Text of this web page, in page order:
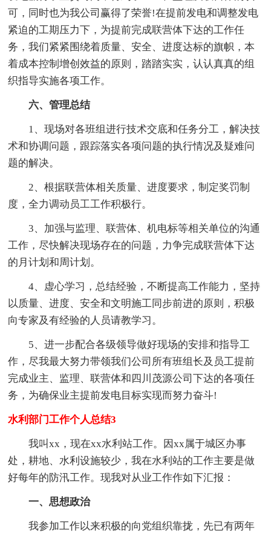
可，同时也为我公司赢得了荣誉!在提前发电和调整发电
紧迫的工期压力下，为提前完成联营体下达的工作任
务，我们紧紧围绕着质量、安全、进度达标的旗帜，本
着成本控制增创效益的原则，踏踏实实，认认真真的组
织指导实施各项工作。
六、管理总结
1、现场对各班组进行技术交底和任务分工，解决技
术和协调问题，跟踪落实各项问题的执行情况及疑难问
题的解决。
2、根据联营体相关质量、进度要求，制定奖罚制
度，全力调动员工工作积极行。
3、加强与监理、联营体、机电标等相关单位的沟通
工作，尽快解决现场存在的问题，力争完成联营体下达
的月计划和周计划。
4、虚心学习，总结经验，不断提高工作能力，坚持
以质量、进度、安全和文明施工同步前进的原则，积极
向专家及有经验的人员请教学习。
5、进一步配合各级领导做好现场的安排和指导工
作，尽我最大努力带领我们公司所有班组长及员工提前
完成业主、监理、联营体和四川茂源公司下达的各项任
务，为确保业主提前发电目标实现而努力奋斗!
水利部门工作个人总结3
我叫xx，现在xx水利站工作。因xx属于城区办事
处，耕地、水利设施较少，我在水利站的工作主要是做
好每年的防汛工作。现我对从业工作作如下汇报：
一、思想政治
我参加工作以来积极的向党组织靠拢，先已有两年